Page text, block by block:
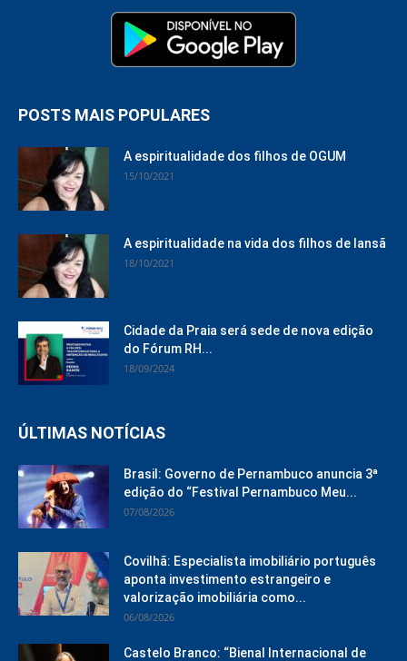
POSTS MAIS POPULARES
A espiritualidade dos filhos de OGUM
15/10/2021
A espiritualidade na vida dos filhos de Iansã
18/10/2021
Cidade da Praia será sede de nova edição
do Fórum RH...
18/09/2024
ÚLTIMAS NOTÍCIAS
Brasil: Governo de Pernambuco anuncia 3ª
edição do “Festival Pernambuco Meu...
07/08/2026
Covilhã: Especialista imobiliário português
aponta investimento estrangeiro e
valorização imobiliária como...
06/08/2026
Castelo Branco: “Bienal Internacional de